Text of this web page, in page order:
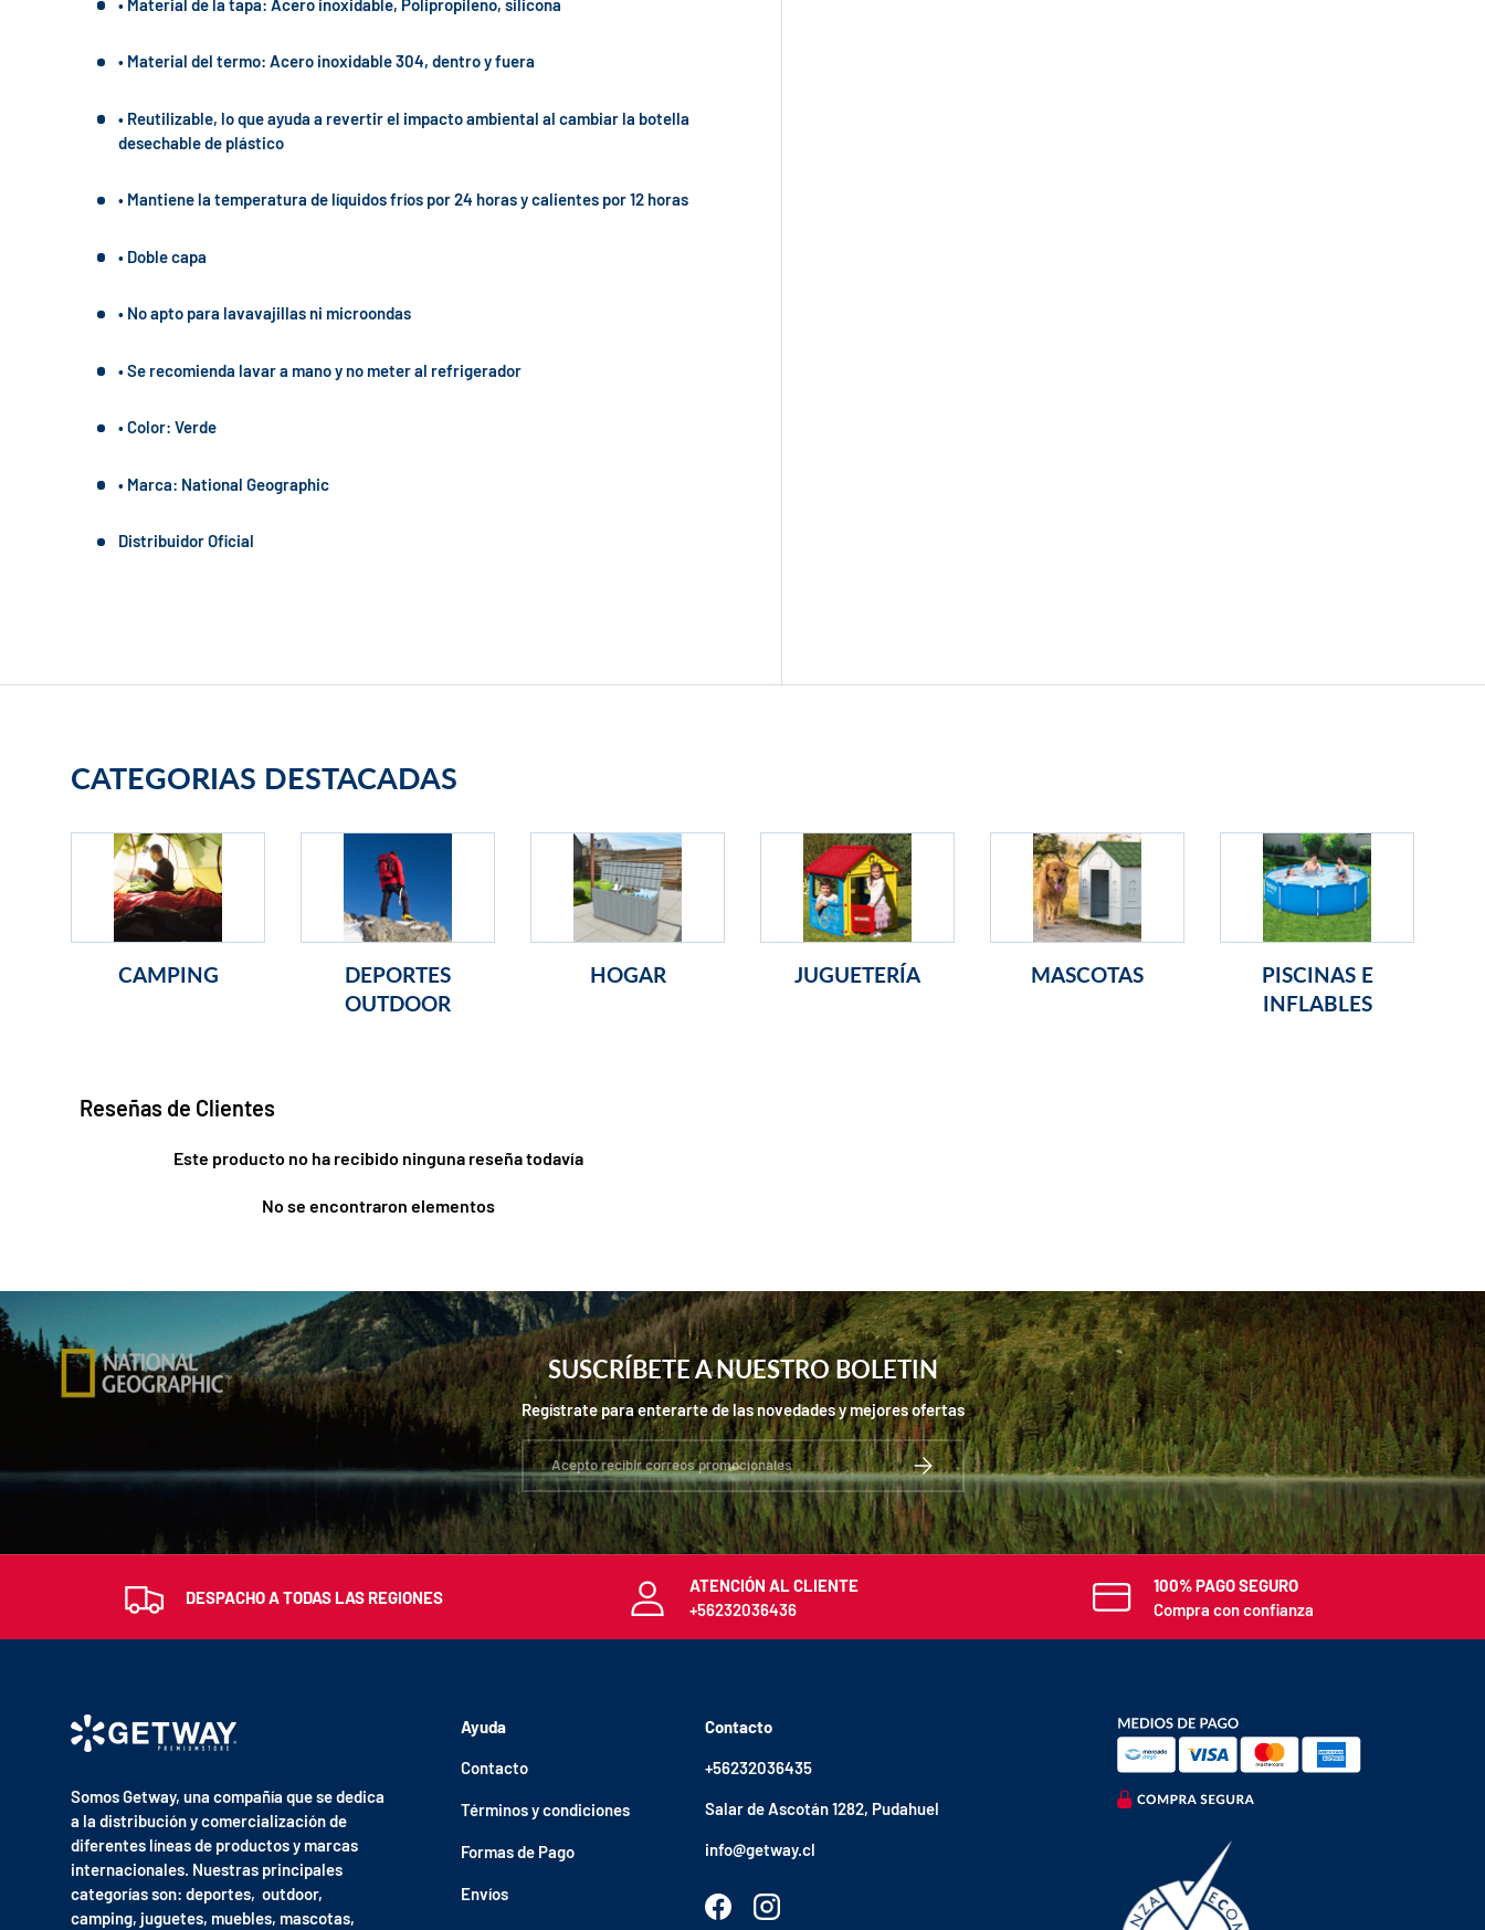
• Material de la tapa: Acero inoxidable, Polipropileno, silicona
• Material del termo: Acero inoxidable 304, dentro y fuera
• Reutilizable, lo que ayuda a revertir el impacto ambiental al cambiar la botella
desechable de plástico
• Mantiene la temperatura de líquidos fríos por 24 horas y calientes por 12 horas
• Doble capa
• No apto para lavavajillas ni microondas
• Se recomienda lavar a mano y no meter al refrigerador
• Color: Verde
• Marca: National Geographic
Distribuidor Oficial
CATEGORIAS DESTACADAS
CAMPING
DEPORTES
OUTDOOR
HOGAR JUGUETERÍA MASCOTAS
PISCINAS E
INFLABLES
Reseñas de Clientes
Este producto no ha recibido ninguna reseña todavía
No se encontraron elementos
SUSCRÍBETE A NUESTRO BOLETIN
Regístrate para enterarte de las novedades y mejores ofertas
Correo electrónico
SUSCRIBIRSE
DESPACHO A TODAS LAS REGIONES
ATENCIÓN AL CLIENTE
+56232036436
100% PAGO SEGURO
Compra con confianza
Somos Getway, una compañía que se dedica
a la distribución y comercialización de
diferentes líneas de productos y marcas
internacionales. Nuestras principales
categorías son: deportes, outdoor,
camping, juguetes, muebles, mascotas,
Ayuda
Contacto
Términos y condiciones
Formas de Pago
Envíos
Contacto
+56232036435
Salar de Ascotán 1282, Pudahuel
info@getway.cl
FacebookInstagram